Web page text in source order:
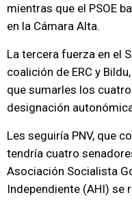
mientras que el PSOE
en la Cámara Alta.
La tercera fuerza en el
coalición de ERC y
que sumarles los
designación
Les seguiría PNV, que
tendría cuatro
Asociación Socialista
Independiente (AHI) se